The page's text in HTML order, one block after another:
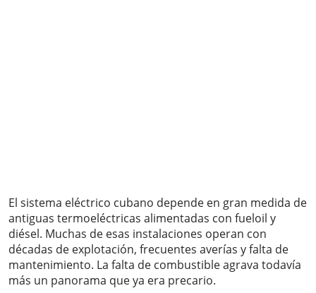
El sistema eléctrico cubano depende en gran medida de
antiguas termoeléctricas alimentadas con fueloil y
diésel. Muchas de esas instalaciones operan con
décadas de explotación, frecuentes averías y falta de
mantenimiento. La falta de combustible agrava todavía
más un panorama que ya era precario.